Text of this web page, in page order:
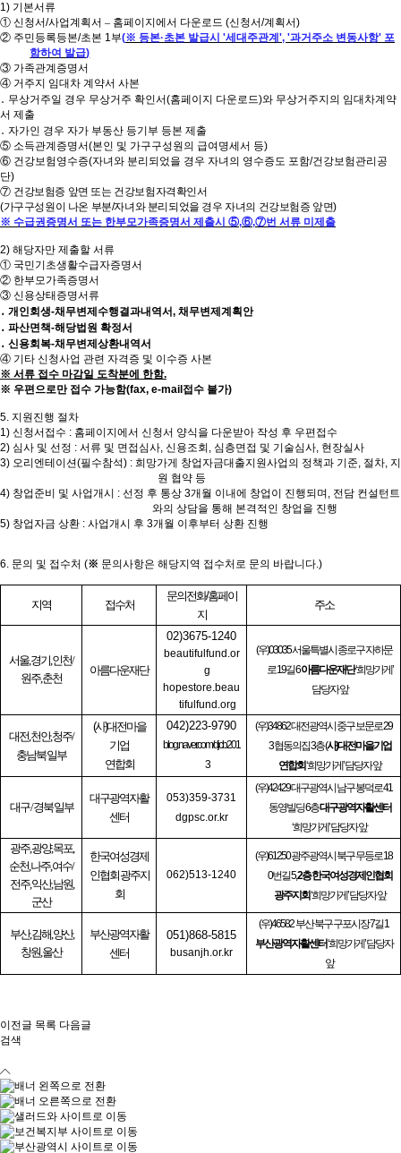
1) 기본서류
① 신청서/사업계획서 – 홈페이지에서 다운로드 (신청서/계획서)
② 주민등록등본/초본 1부(※ 등본·초본 발급시 '세대주관계 ', '과거주소 변동사항' 포
함하여 발급)
③ 가족관계증명서
④ 거주지 임대차 계약서 사본
․ 무상거주일 경우 무상거주 확인서(홈페이지 다운로드)와 무상거주지의 임대차계약
서 제출
․ 자가인 경우 자가 부동산 등기부 등본 제출
⑤ 소득관계증명서(본인 및 가구구성원의 급여명세서 등)
⑥ 건강보험영수증(자녀와 분리되었을 경우 자녀의 영수증도 포함/건강보험관리공
단)
⑦ 건강보험증 앞면 또는 건강보험자격확인서
(가구구성원이 나온 부분/자녀와 분리되었을 경우 자녀의 건강보험증 앞면)
※ 수급권증명서 또는 한부모가족증명서 제출시 ⑤,⑥,⑦번 서류 미제출
2) 해당자만 제출할 서류
① 국민기초생활수급자증명서
② 한부모가족증명서
③ 신용상태증명서류
․ 개인회생-채무변제수행결과내역서, 채무변제계획안
․ 파산면책-해당법원 확정서
․ 신용회복-채무변제상환내역서
④ 기타 신청사업 관련 자격증 및 이수증 사본
※ 서류 접수 마감일 도착분에 한함.
※ 우편으로만 접수 가능함(fax, e-mail 접수 불가)
5. 지원진행 절차
1) 신청서접수 : 홈페이지에서 신청서 양식을 다운받아 작성 후 우편접수
2) 심사 및 선정 : 서류 및 면접심사, 신용조회 , 심층면접 및 기술심사, 현장실사
3) 오리엔테이션(필수참석) : 희망가게 창업자금대출지원사업의 정책과 기준, 절차, 지
원 협약 등
4) 창업준비 및 사업개시 : 선정 후 통상 3개월 이내에 창업이 진행되며 , 전담 컨설턴트
와의 상담을 통해 본격적인 창업을 진행
5) 창업자금 상환 : 사업개시 후 3개월 이후부터 상환 진행
6. 문의 및 접수처 (※ 문의사항은 해당지역 접수처로 문의 바랍니다.)
지역 접수처
문의전화/홈페이
지
주소
서울,경기,인천/
원주,춘천
아름다운재단
02)3675-1240
beautifulfund.or
g
hopestore.beau
tifulfund.org
(우)03035서울특별시 종로구 자하문
로19길6아름다운재단‘희망가게’
담당자 앞
대전,천안,청주/
충남북 일부
(사)대전마을
기업
연합회
042)223-9790
blog.naver.com/djcb201
3
(우)34862대전광역시 중구 보문로29
3협동의집3층(사)대전마을기업
연합회‘희망가게’담당자 앞
대구/경북 일부
대구광역자활
센터
053)359-3731
dgpsc.or.kr
(우)42429대구광역시 남구 봉덕로41
동영빌딩6층대구광역자활센터
‘희망가게’담당자 앞
광주,광양,목포,
순천,나주,여수/
전주,익산,남원,
군산
한국여성경제
인협회 광주지
회
062)513-1240
(우)61250광주광역시 북구 무등로18
0번길5,2층 한국여성경제인협회
광주지회‘희망가게’담당자 앞
부산,김해,양산,
창원,울산
부산광역자활
센터
051)868-5815
busanjh.or.kr
(우)46582 부산 북구 구포시장 7길 1
부산광역자활센터‘희망가게’담당자
앞
이전글 목록 다음글
검색